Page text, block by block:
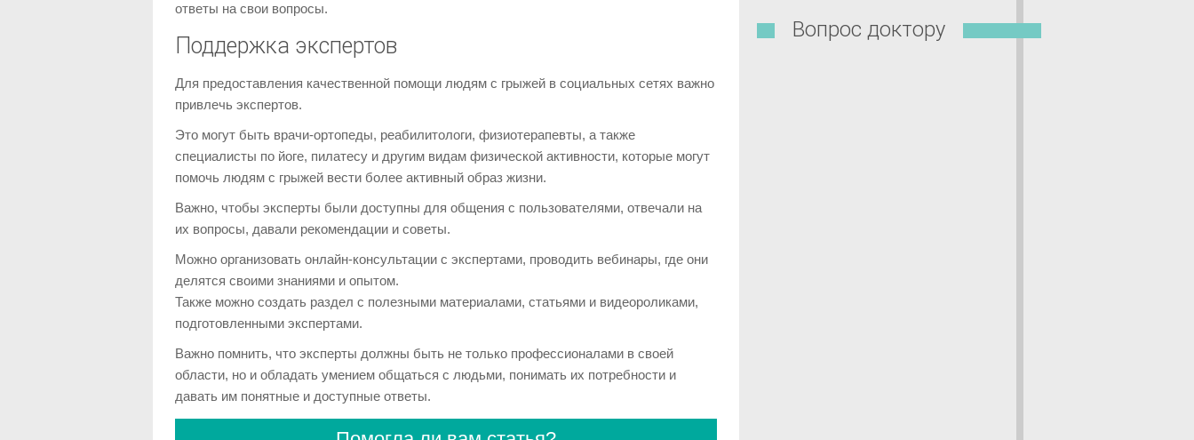
ответы на свои вопросы.
Поддержка экспертов
Для предоставления качественной помощи людям с грыжей в социальных сетях важно
привлечь экспертов.
Это могут быть врачи-ортопеды, реабилитологи, физиотерапевты, а также
специалисты по йоге, пилатесу и другим видам физической активности, которые могут
помочь людям с грыжей вести более активный образ жизни.
Важно, чтобы эксперты были доступны для общения с пользователями, отвечали на
их вопросы, давали рекомендации и советы.
Можно организовать онлайн-консультации с экспертами, проводить вебинары, где они
делятся своими знаниями и опытом.
Также можно создать раздел с полезными материалами, статьями и видеороликами,
подготовленными экспертами.
Важно помнить, что эксперты должны быть не только профессионалами в своей
области, но и обладать умением общаться с людьми, понимать их потребности и
давать им понятные и доступные ответы.
Вопрос доктору